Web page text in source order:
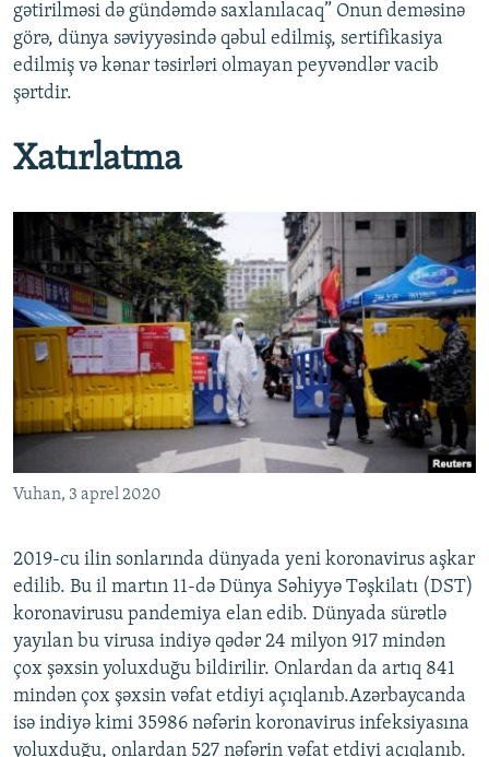
gətirilməsi də gündəmdə saxlanılacaq” Onun deməsinə
görə, dünya səviyyəsində qəbul edilmiş, sertifikasiya
edilmiş və kənar təsirləri olmayan peyvəndlər vacib
şərtdir.
Xatırlatma
Vuhan, 3 aprel 2020
2019-cu ilin sonlarında dünyada yeni koronavirus aşkar
edilib. Bu il martın 11-də Dünya Səhiyyə Təşkilatı (DST)
koronavirusu pandemiya elan edib. Dünyada sürətlə
yayılan bu virusa indiyə qədər 24 milyon 917 mindən
çox şəxsin yoluxduğu bildirilir. Onlardan da artıq 841
mindən çox şəxsin vəfat etdiyi açıqlanıb.Azərbaycanda
isə indiyə kimi 35986 nəfərin koronavirus infeksiyasına
yoluxduğu, onlardan 527 nəfərin vəfat etdiyi açıqlanıb.